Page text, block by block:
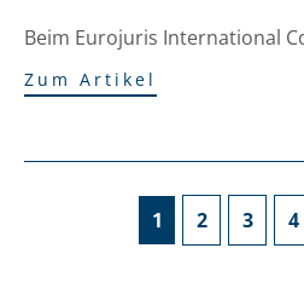
Beim Eurojuris International
Zum Artikel
1 2 3 4